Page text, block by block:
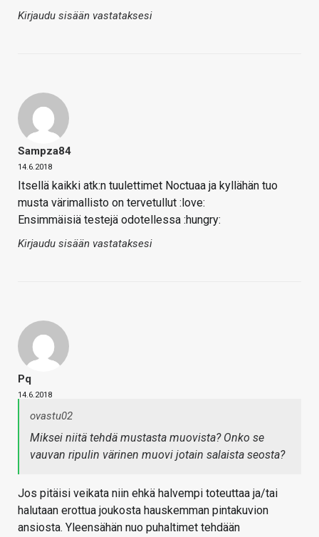
Kirjaudu sisään vastataksesi
Sampza84
14.6.2018
Itsellä kaikki atk:n tuulettimet Noctuaa ja kyllähän tuo
musta värimallisto on tervetullut :love:
Ensimmäisiä testejä odotellessa :hungry:
Kirjaudu sisään vastataksesi
Pq
14.6.2018
ovastu02
Miksei niitä tehdä mustasta muovista? Onko se
vauvan ripulin värinen muovi jotain salaista seosta?
Jos pitäisi veikata niin ehkä halvempi toteuttaa ja/tai
halutaan erottua joukosta hauskemman pintakuvion
ansiosta. Yleensähän nuo puhaltimet tehdään